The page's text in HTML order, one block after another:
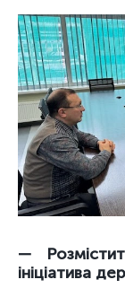
—
ініціатива